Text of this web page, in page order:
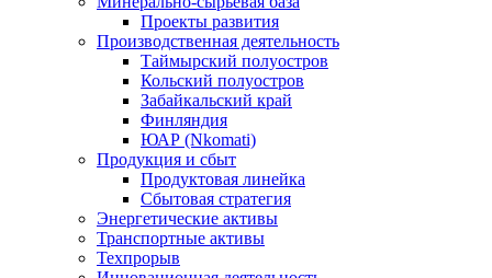
Проекты развития
Производственная деятельность
Таймырский полуостров
Кольский полуостров
Забайкальский край
Финляндия
ЮАР (Nkomati)
Продукция и сбыт
Продуктовая линейка
Сбытовая стратегия
Энергетические активы
Транспортные активы
Техпрорыв